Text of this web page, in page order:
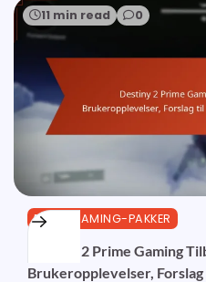
11 min read 0
PRIME GAMING-PAKKER
Destiny 2 Prime Gaming
Brukeropplevelser,